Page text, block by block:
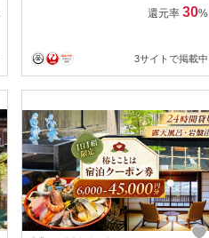
還元率 30%
3サイトで掲載中